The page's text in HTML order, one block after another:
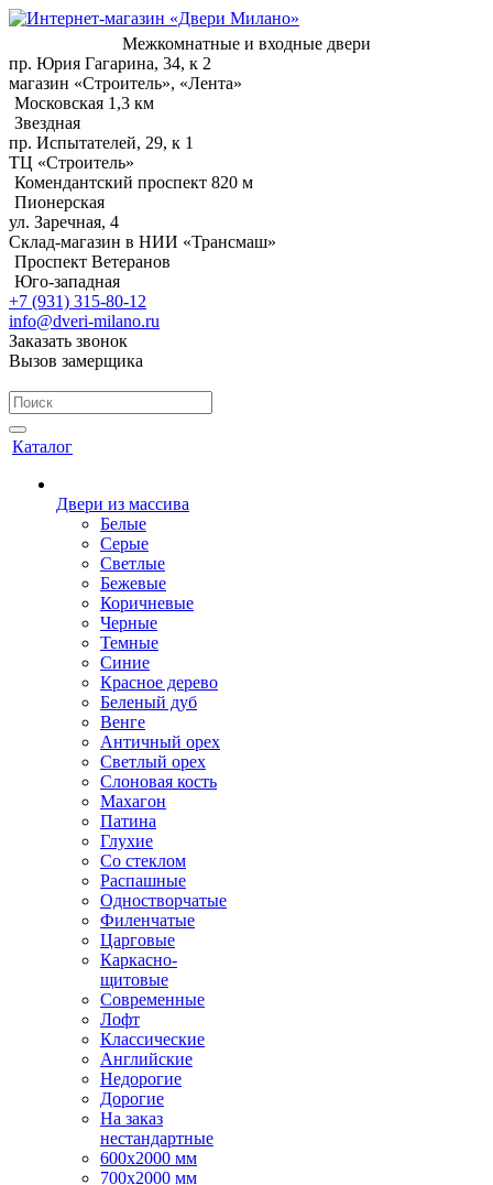
Межкомнатные и входные двери
пр. Юрия Гагарина, 34, к 2
магазин «Строитель», «Лента»
Московская 1,3 км
Звездная
пр. Испытателей, 29, к 1
ТЦ «Строитель»
Комендантский проспект 820 м
Пионерская
ул. Заречная, 4
Склад-магазин в НИИ «Трансмаш»
Проспект Ветеранов
Юго-западная
+7 (931) 315-80-12
info@dveri-milano.ru
Заказать звонок
Вызов замерщика
Каталог
Двери из массива
Белые
Серые
Светлые
Бежевые
Коричневые
Черные
Темные
Синие
Красное дерево
Беленый дуб
Венге
Античный орех
Светлый орех
Слоновая кость
Махагон
Патина
Глухие
Со стеклом
Распашные
Одностворчатые
Филенчатые
Царговые
Каркасно-
щитовые
Современные
Лофт
Классические
Английские
Недорогие
Дорогие
На заказ
нестандартные
600х2000 мм
700х2000 мм